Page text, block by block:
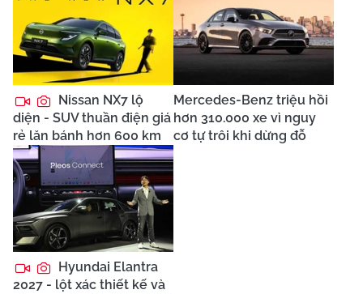
Nissan NX7 lộ
diện - SUV thuần điện giá
rẻ lăn bánh hơn 600 km
Mercedes-Benz triệu hồi
hơn 310.000 xe vì nguy
cơ tự trôi khi dừng đỗ
Hyundai Elantra
2027 - lột xác thiết kế và